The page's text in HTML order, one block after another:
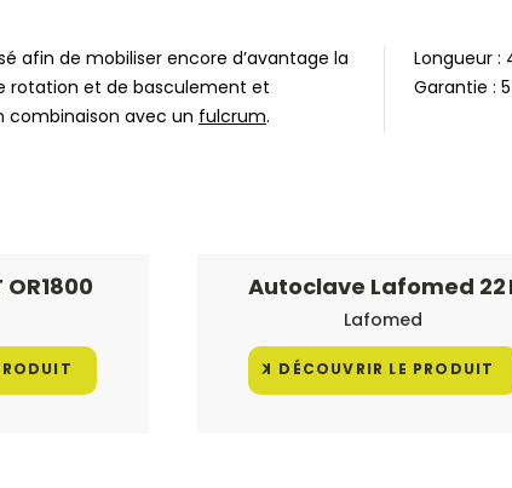
afin de mobiliser encore d’avantage la
rotation et de basculement et
combinaison avec un fulcrum.
Longueur :
Garantie :
OR1800 Autoclave Lafomed 22
Lafomed
DÉCOUVRIR LE PRODUIT